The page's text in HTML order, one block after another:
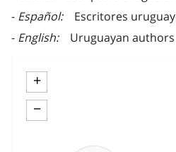
Español
Escritores
English
Uruguayan authors
+
−